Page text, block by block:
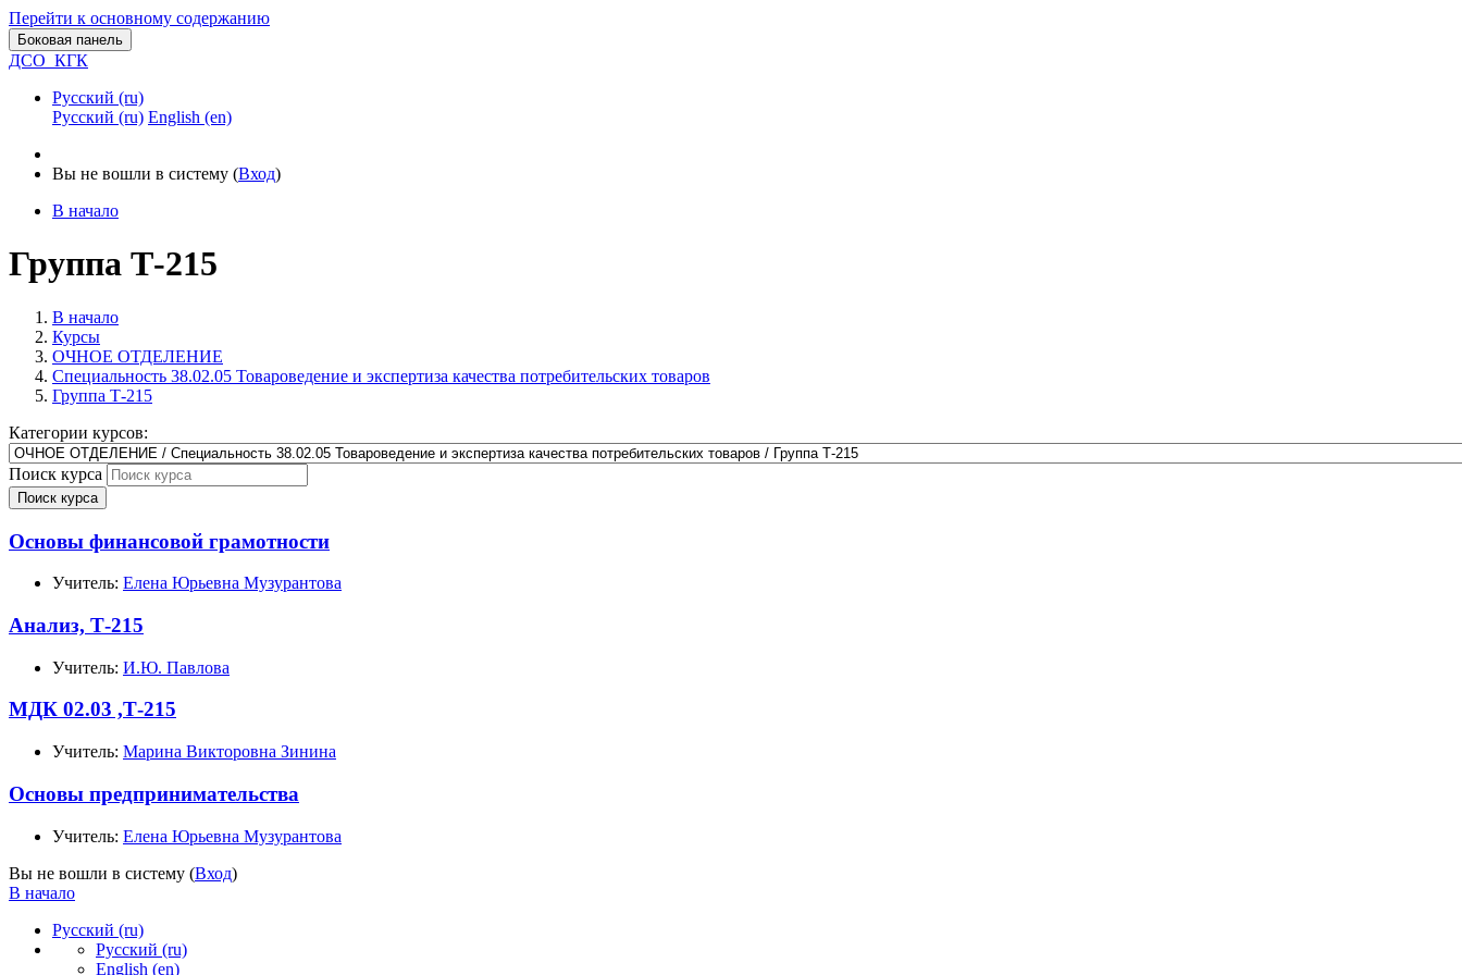
Перейти к основному содержанию
Боковая панель
ДСО_КГК
Русский ‎(ru)‎
Русский ‎(ru)‎ English ‎(en)‎
Вы не вошли в систему (Вход)
В начало
Группа Т-215
В начало
Курсы
ОЧНОЕ ОТДЕЛЕНИЕ
Специальность 38.02.05 Товароведение и экспертиза качества потребительских товаров
Группа Т-215
Категории курсов:
Поиск курса
Поиск курса
Основы финансовой грамотности
Учитель: Елена Юрьевна Музурантова
Анализ, Т-215
Учитель: И.Ю. Павлова
МДК 02.03 ,Т-215
Учитель: Марина Викторовна Зинина
Основы предпринимательства
Учитель: Елена Юрьевна Музурантова
Вы не вошли в систему (Вход)
В начало
Русский ‎(ru)‎
Русский ‎(ru)‎
English ‎(en)‎